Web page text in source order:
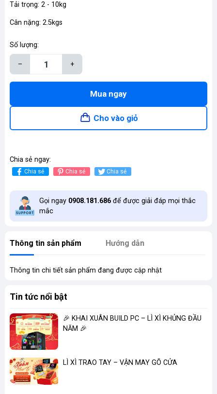
Tải trọng: 2 - 10kg
Cân nặng: 2.5kgs
Số lượng:
– +
Mua ngay
Cho vào giỏ
Chia sẻ ngay:
Chia sẻ Chia sẻ Chia sẻ
Gọi ngay 0908.181.686 để được giải đáp mọi thắc
mắc
Thông tin sản phẩm Hướng dẫn
Thông tin chi tiết sản phẩm đang được cập nhật
Tin tức nổi bật
🎉 KHAI XUÂN BUILD PC – LÌ XÌ KHỦNG ĐẦU
NĂM 🎉
LÌ XÌ TRAO TAY – VẬN MAY GÕ CỬA